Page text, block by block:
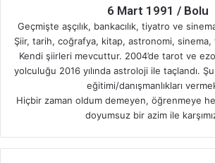
a
m
p
6 Mart 1991 / Bolu
Geçmişte aşçılık, bankacılık, tiyatro ve
Şiir, tarih, coğrafya, kitap, astronomi, sinema,
Kendi şiirleri mevcuttur. 2004’de tarot ve
yolculuğu 2016 yılında astroloji ile taçlandı.
eğitimi/danışmanlıkları
Hiçbir zaman oldum demeyen, öğrenmeye
doyumsuz bir azim ile